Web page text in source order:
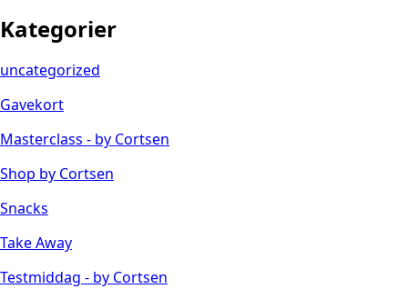
Kategorier
uncategorized
Gavekort
Masterclass - by Cortsen
Shop by Cortsen
Snacks
Take Away
Testmiddag - by Cortsen